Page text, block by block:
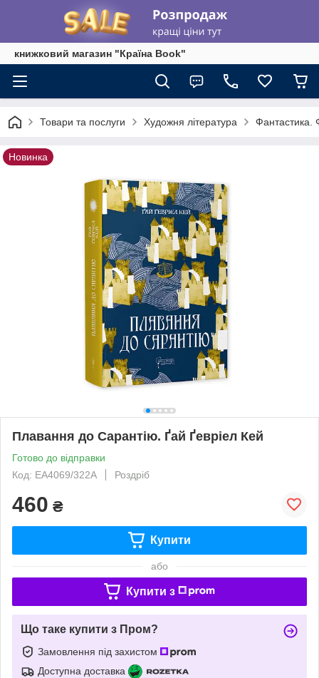
книжковий магазин "Країна Book"
Товари та послуги Художня література Фантастика.
Новинка
Плавання до Сарантію. Ґай Ґевріел Кей
Готово до відправки
Код: ЕА4069/322А
Роздріб
460 ₴
Купити
або
Купити з
Що таке купити з Пром?
Замовлення під захистом
Доступна доставка